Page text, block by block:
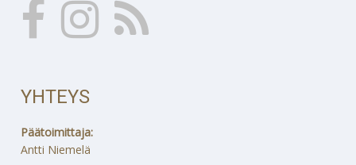
YHTEYS
Päätoimittaja:
Antti Niemelä